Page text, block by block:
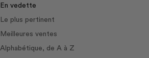
En vedette
Le plus pertinent
Meilleures ventes
Alphabétique, de A à Z